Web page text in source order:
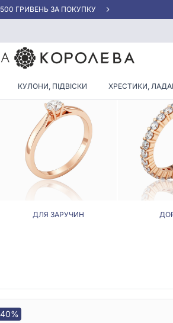
ВІД 5945 ГРН/ГРАМ
КУЛОНИ, ПІДВІСКИ ХРЕСТИКИ,
ЗІРКА
ДЛЯ ЗАРУЧИН